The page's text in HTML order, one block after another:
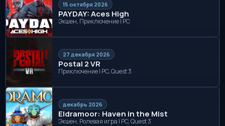
15 октября 2026
PAYDAY: Aces High
Экшен, Приключение | PC
27 декабря 2026
Postal 2 VR
Приключение | PC, Quest 3
декабрь 2026
Eldramoor: Haven in the Mist
Экшен, Ролевая игра | PC, Quest 3